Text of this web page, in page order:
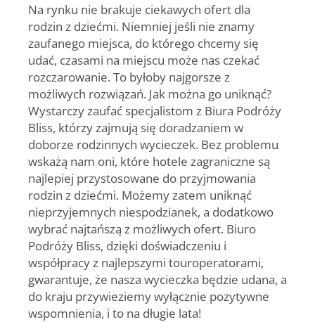
Na rynku nie brakuje ciekawych ofert dla
rodzin z dziećmi. Niemniej jeśli nie znamy
zaufanego miejsca, do którego chcemy się
udać, czasami na miejscu może nas czekać
rozczarowanie. To byłoby najgorsze z
możliwych rozwiązań. Jak można go uniknąć?
Wystarczy zaufać specjalistom z Biura Podróży
Bliss, którzy zajmują się doradzaniem w
doborze rodzinnych wycieczek. Bez problemu
wskażą nam oni, które hotele zagraniczne są
najlepiej przystosowane do przyjmowania
rodzin z dziećmi. Możemy zatem uniknąć
nieprzyjemnych niespodzianek, a dodatkowo
wybrać najtańszą z możliwych ofert. Biuro
Podróży Bliss, dzięki doświadczeniu i
współpracy z najlepszymi touroperatorami,
gwarantuje, że nasza wycieczka będzie udana, a
do kraju przywieziemy wyłącznie pozytywne
wspomnienia, i to na długie lata!